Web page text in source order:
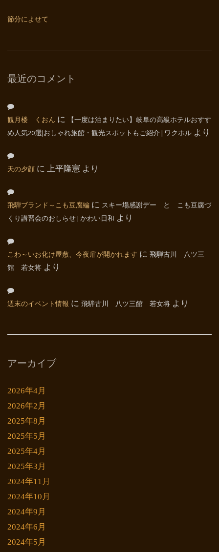
節分によせて
最近のコメント
観月楼 くおん に
【一度は泊まりたい】岐阜の高級ホテルおすす
め人気20選|おしゃれ旅館・観光スポットもご紹介 | ワクホル より
天の夕顔 に 上平隆憲 より
飛騨ブランド～こも豆腐編 に スキー場感謝デー と こも豆腐づ
くり講習会のおしらせ | かわい日和 より
こわ～いお化け屋敷、今夜扉が開かれます に 飛騨古川 八ツ三
館 若女将 より
週末のイベント情報 に 飛騨古川 八ツ三館 若女将 より
アーカイブ
2026年4月
2026年2月
2025年8月
2025年5月
2025年4月
2025年3月
2024年11月
2024年10月
2024年9月
2024年6月
2024年5月